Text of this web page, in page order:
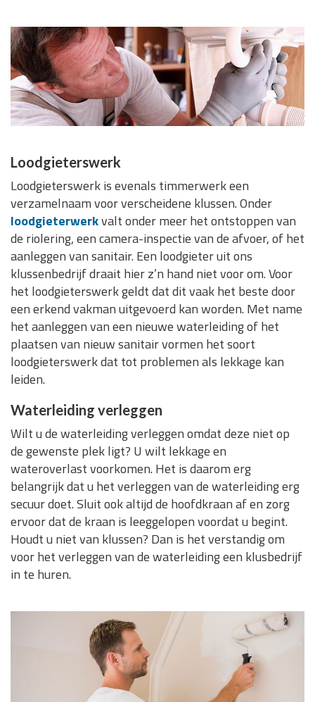
Loodgieterswerk
Loodgieterswerk is evenals timmerwerk een
verzamelnaam voor verscheidene klussen. Onder
loodgieterwerkvalt onder meer het ontstoppen van
de riolering, een camera-inspectie van de afvoer, of het
aanleggen van sanitair. Een loodgieter uit ons
klussenbedrijf draait hier z’n hand niet voor om. Voor
het loodgieterswerk geldt dat dit vaak het beste door
een erkend vakman uitgevoerd kan worden. Met name
het aanleggen van een nieuwe waterleiding of het
plaatsen van nieuw sanitair vormen het soort
loodgieterswerk dat tot problemen als lekkage kan
leiden.
Waterleiding verleggen
Wilt u de waterleiding verleggen omdat deze niet op
de gewenste plek ligt? U wilt lekkage en
wateroverlast voorkomen. Het is daarom erg
belangrijk dat u het verleggen van de waterleiding erg
secuur doet. Sluit ook altijd de hoofdkraan af en zorg
ervoor dat de kraan is leeggelopen voordat u begint.
Houdt u niet van klussen? Dan is het verstandig om
voor het verleggen van de waterleiding een klusbedrijf
in te huren.